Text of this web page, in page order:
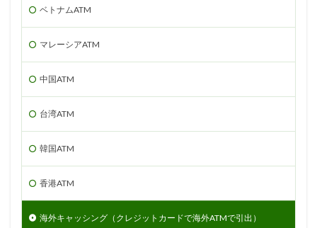
ベトナムATM
マレーシアATM
中国ATM
台湾ATM
韓国ATM
香港ATM
海外キャッシング（クレジットカードで海外ATMで引出）